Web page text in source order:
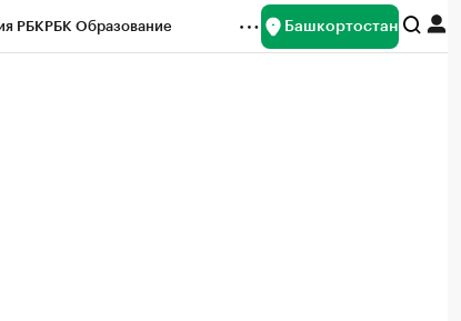
РБКРБК Образование Башкортостан